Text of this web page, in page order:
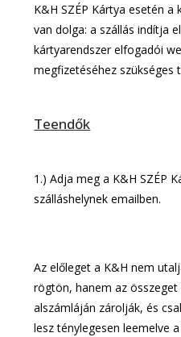
K&H SZÉP Kártya esetén
van dolga: a szállás indítja
kártyarendszer elfogadói
megfizetéséhez szükséges
Teendők
1.) Adja meg a K&H SZÉP
szálláshelynek emailben.
Az előleget a K&H nem
rögtön, hanem az
alszámláján zárolják, és
lesz ténylegesen leemelve